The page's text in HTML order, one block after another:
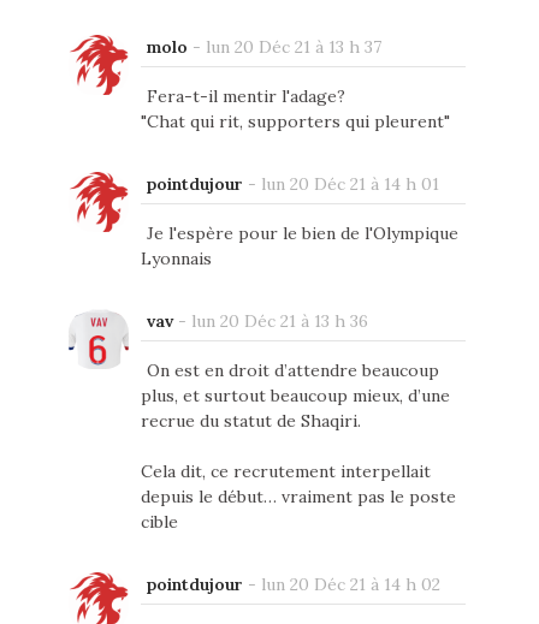
molo - lun 20 Déc 21 à 13 h 37
Fera-t-il mentir l'adage?
"Chat qui rit, supporters qui pleurent"
pointdujour - lun 20 Déc 21 à 14 h 01
Je l'espère pour le bien de l'Olympique
Lyonnais
vav- lun 20 Déc 21 à 13 h 36
On est en droit d’attendre beaucoup
plus, et surtout beaucoup mieux, d’une
recrue du statut de Shaqiri.
Cela dit, ce recrutement interpellait
depuis le début… vraiment pas le poste
cible
pointdujour - lun 20 Déc 21 à 14 h 02